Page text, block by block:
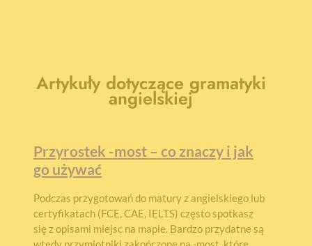
Artykuły dotyczące gramatyki
angielskiej
Przyrostek -most – co znaczy i jak
go używać
Podczas przygotowań do matury z angielskiego lub
certyfikatach (FCE, CAE, IELTS) często spotkasz
się z opisami miejsc na mapie. Bardzo przydatne są